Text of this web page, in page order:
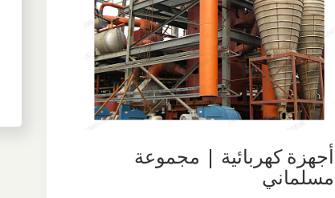
أجهزة كهربائية | مجموعة
مسلماني